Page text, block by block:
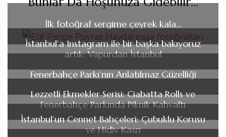
İlk fotoğraf sergime çeyrek kala…
İstanbul’a Instagram ile bir başka bakıyoruz
artık: Vapurdan İstanbul
Fenerbahçe Parkı’nın Anlatılmaz Güzelliği
Lezzetli Ekmekler Serisi: Ciabatta Rolls ve
Fenerbahçe Parkında Piknik Kahvaltı
İstanbul’un Cennet Bahçeleri: Çubuklu Korusu
ve Hidiv Kasrı